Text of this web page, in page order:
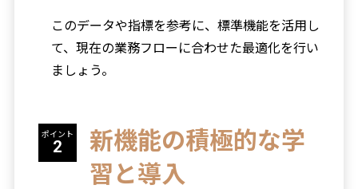
このデータや指標を参考に、標準機能を活用し
て、現在の業務フローに合わせた最適化を行い
ましょう。
ポイント
新機能の積極的な学
習と導入